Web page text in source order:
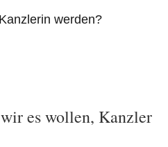
werden?
es wollen, Kanzler